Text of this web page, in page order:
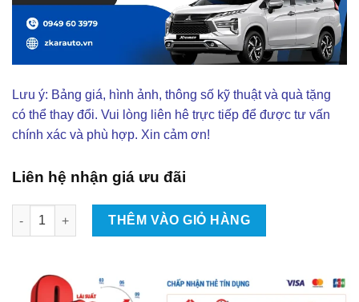
Lưu ý: Bảng giá, hình ảnh, thông số kỹ thuật và quà tặng
có thể thay đổi. Vui lòng liên hê trực tiếp để được tư vấn
chính xác và phù hợp. Xin cảm ơn!
Liên hệ nhận giá ưu đãi
Dán phim cách nhiệt kính lái cho xe Mitsubishi Xpander tại
THÊM VÀO GIỎ HÀNG